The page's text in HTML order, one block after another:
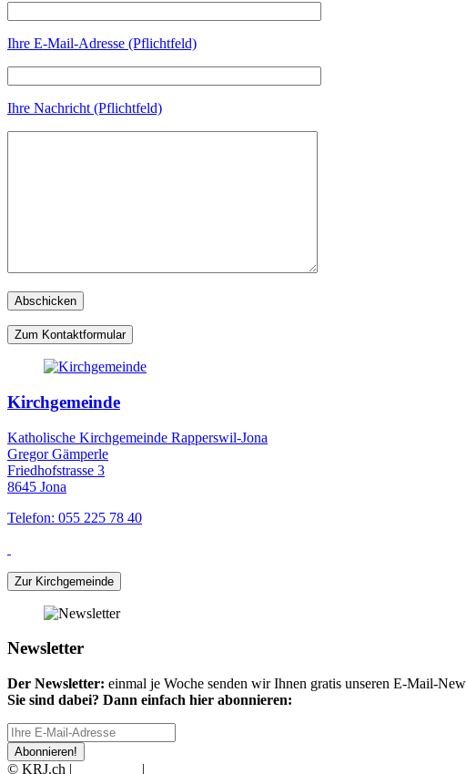
Ihre E-Mail-Adresse (Pflichtfeld)
Ihre Nachricht (Pflichtfeld)
Zum Kontaktformular
Kirchgemeinde
Katholische Kirchgemeinde Rapperswil-Jona
Gregor Gämperle
Friedhofstrasse 3
8645 Jona
Telefon: 055 225 78 40
Zur Kirchgemeinde
Newsletter
Der Newsletter: einmal je Woche senden wir Ihnen gratis unseren E-Mail-
Sie sind dabei? Dann einfach hier abonnieren:
Abonnieren!
© KRJ.ch | |